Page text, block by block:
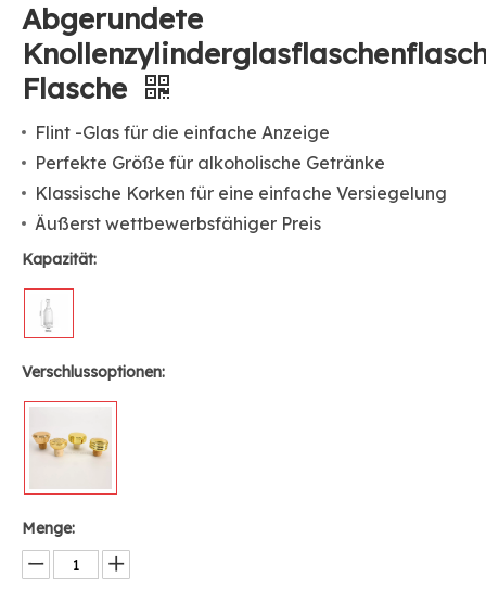
Abgerundete
Flasche
Flint -Glas für die einfache Anzeige
Perfekte Größe für alkoholische Getränke
Klassische Korken für eine einfache Versiegelung
Äußerst wettbewerbsfähiger Preis
Kapazität:
Verschlussoptionen:
Menge: